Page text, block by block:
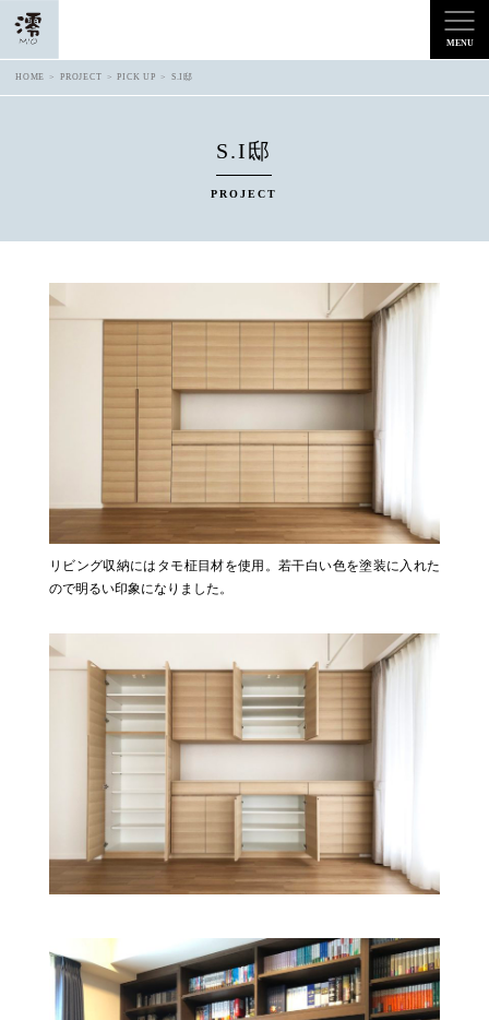
HOME PROJECT PICK UP S.I邸
S.I邸
PROJECT
リビング収納にはタモ柾目材を使用。若干白い色を塗装に入れた
ので明るい印象になりました。